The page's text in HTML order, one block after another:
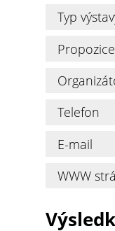
Typ
Propozice
Telefon
E-mail
WWW